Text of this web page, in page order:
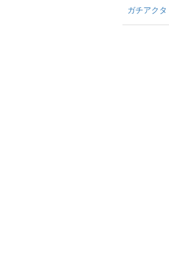
ガチアクタ